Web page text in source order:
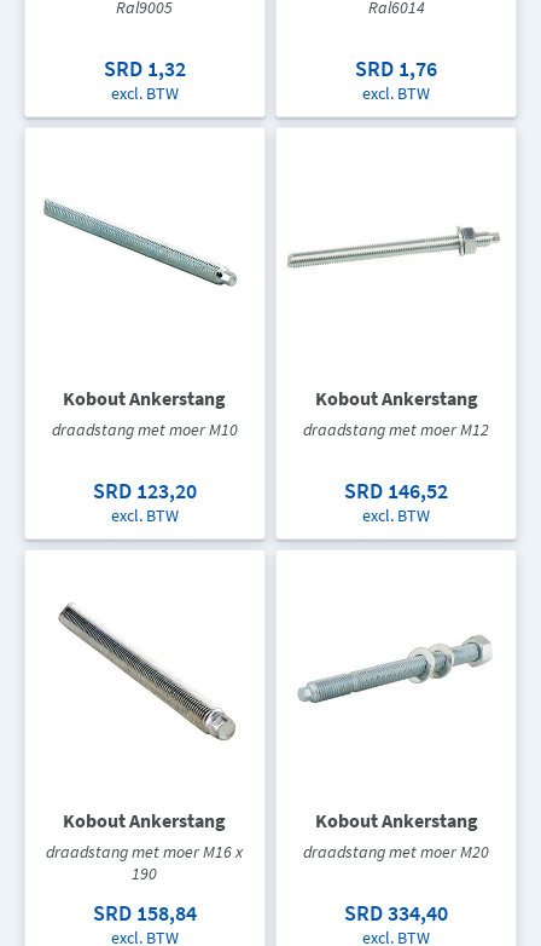
Ral9005
SRD 1,32
excl. BTW
Ral6014
SRD 1,76
excl. BTW
Kobout Ankerstang
draadstang met moer M10
SRD 123,20
excl. BTW
Kobout Ankerstang
draadstang met moer M12
SRD 146,52
excl. BTW
Kobout Ankerstang
draadstang met moer M16 x
190
SRD 158,84
excl. BTW
Kobout Ankerstang
draadstang met moer M20
SRD 334,40
excl. BTW